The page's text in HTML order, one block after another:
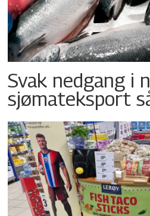
Svak nedgang i
sjømateksport